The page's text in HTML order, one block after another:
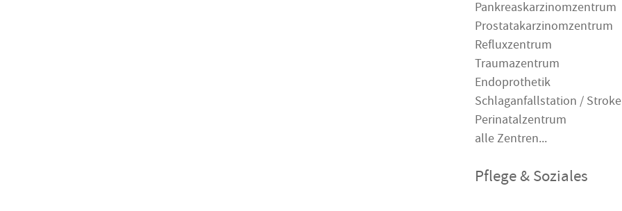
Pankreaskarzinomzentrum
Prostatakarzinomzentrum
Refluxzentrum
Traumazentrum
Endoprothetik
Schlaganfallstation /
Perinatalzentrum
alle Zentren...
Pflege & Soziales